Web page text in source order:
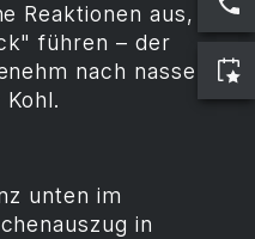
Reaktionen aus,
führen – der
nach nassem
unten im
in